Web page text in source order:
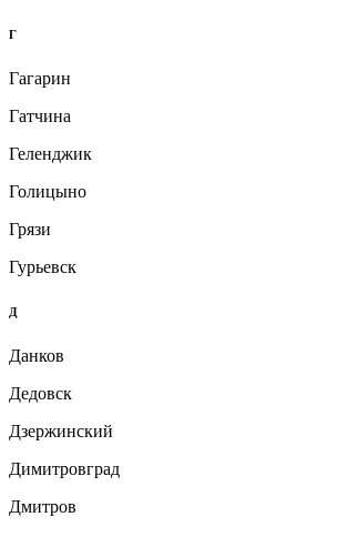
Г
Гагарин
Гатчина
Геленджик
Голицыно
Грязи
Гурьевск
Д
Данков
Дедовск
Дзержинский
Димитровград
Дмитров